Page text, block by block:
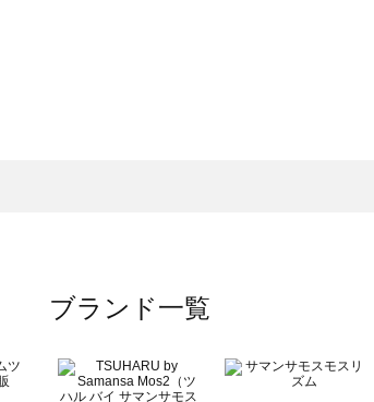
ブランド一覧